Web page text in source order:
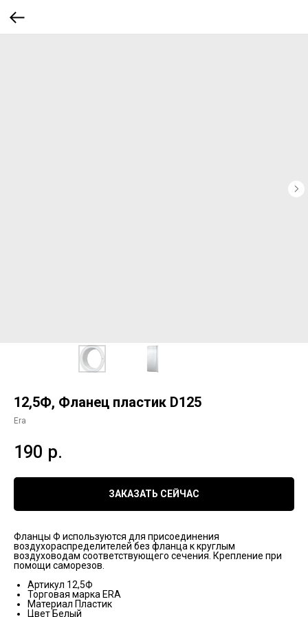
12,5Ф, Фланец пластик D125
Era
190 р.
ЗАКАЗАТЬ СЕЙЧАС
Фланцы Ф используются для присоединения
воздухораспределителей без фланца к круглым
воздуховодам соответствующего сечения. Крепление при
помощи саморезов.
Артикул 12,5Ф
Торговая марка ERA
Материал Пластик
Цвет Белый